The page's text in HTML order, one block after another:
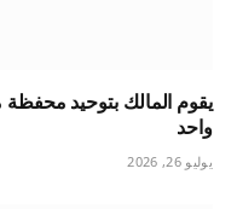
واحد
يوليو 26, 2026